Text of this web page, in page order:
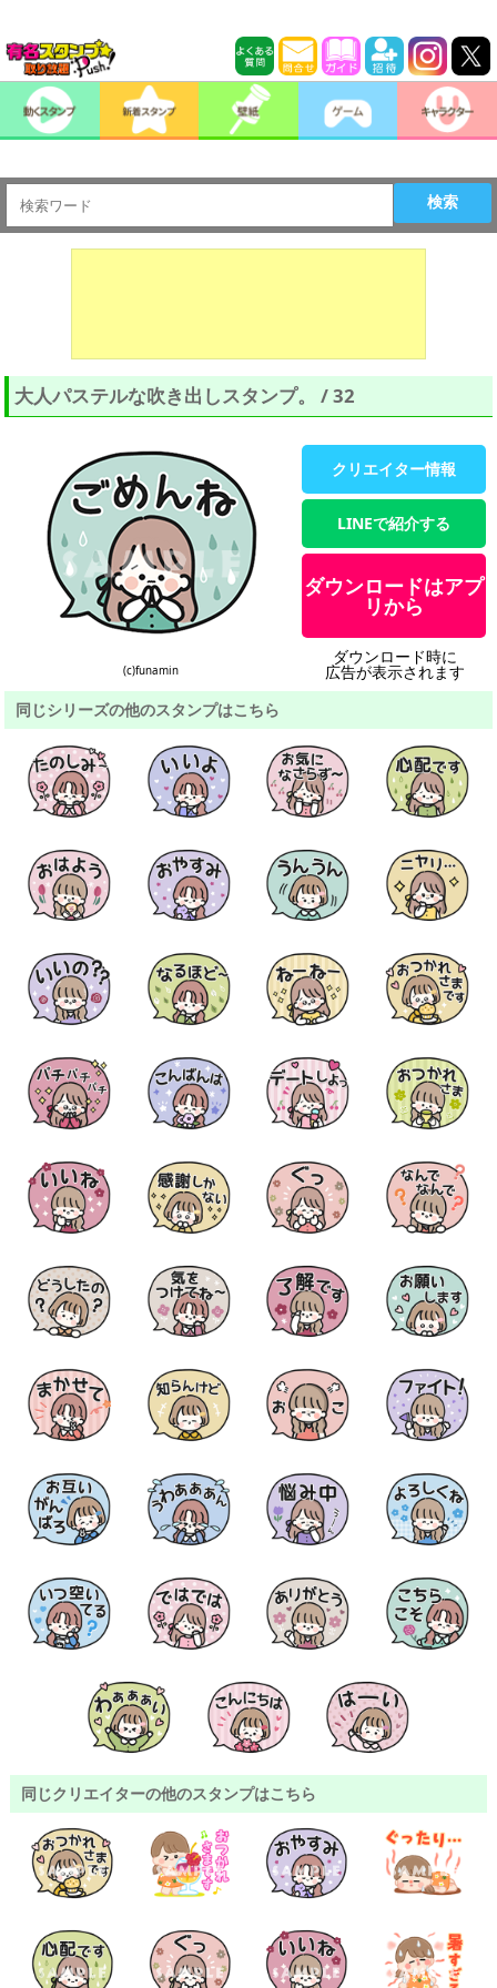
検索
大人パステルな吹き出しスタンプ。 / 32
(c)funamin
クリエイター情報
LINEで紹介する
ダウンロードはアプ
リから
ダウンロード時に
広告が表示されます
同じシリーズの他のスタンプはこちら
同じクリエイターの他のスタンプはこちら